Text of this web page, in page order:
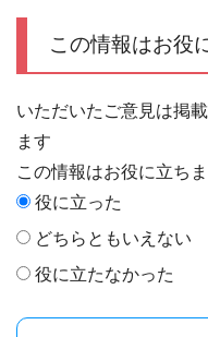
この情報はお役
いただいたご意見は掲
ます
この情報はお役に立ち
役に立った
どちらともいえない
役に立たなかった